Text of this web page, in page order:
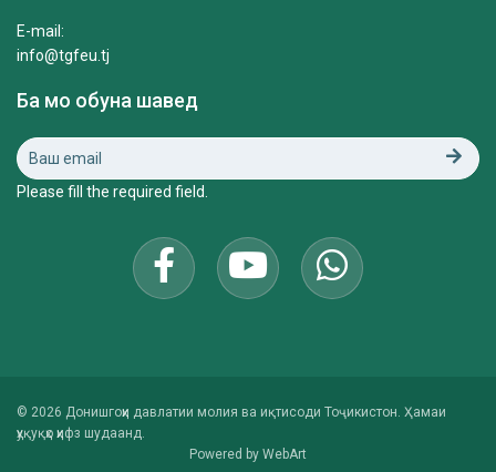
E-mail:
info@tgfeu.tj
Ба мо обуна шавед
Please fill the required field.
© 2026 Донишгоҳи давлатии молия ва иқтисоди Тоҷикистон. Ҳамаи
ҳуқуқҳо ҳифз шудаанд.
Powered by WebArt